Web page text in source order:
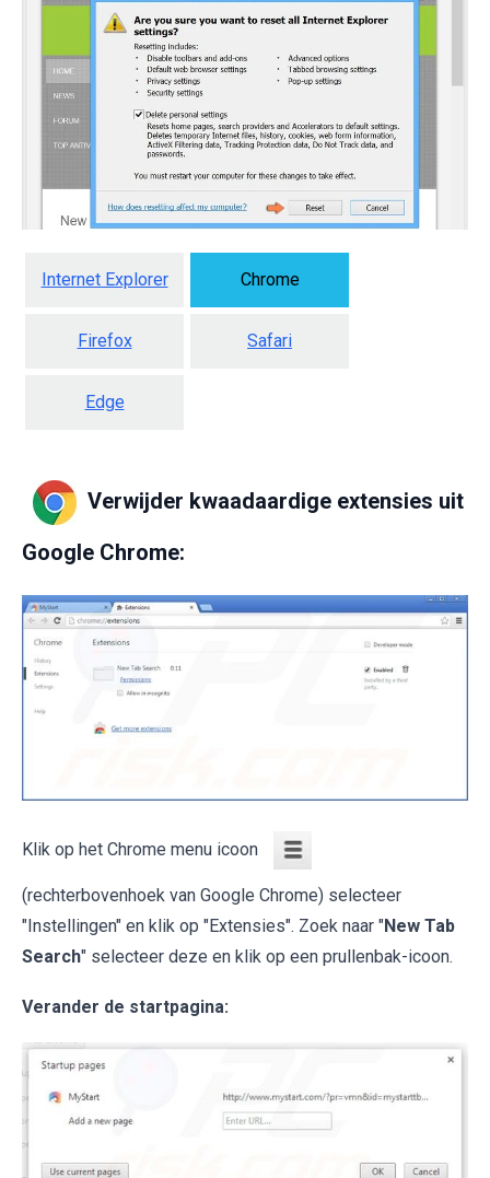
Internet Explorer Chrome
Firefox Safari
Edge
Verwijder kwaadaardige extensies uit
Google Chrome:
Klik op het Chrome menu icoon
(rechterbovenhoek van Google Chrome) selecteer
"Instellingen" en klik op "Extensies". Zoek naar "New Tab
Search" selecteer deze en klik op een prullenbak-icoon.
Verander de startpagina: